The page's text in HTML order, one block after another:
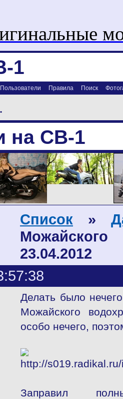
1
Пользователи Правила Поиск
на CB-1
Список »
23.04.2012
Делать было
Можайского
особо нечего,
Заправил